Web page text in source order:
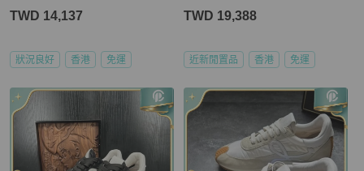
TWD 14,137
狀況良好 香港 免運
TWD 19,388
近新閒置品 香港 免運